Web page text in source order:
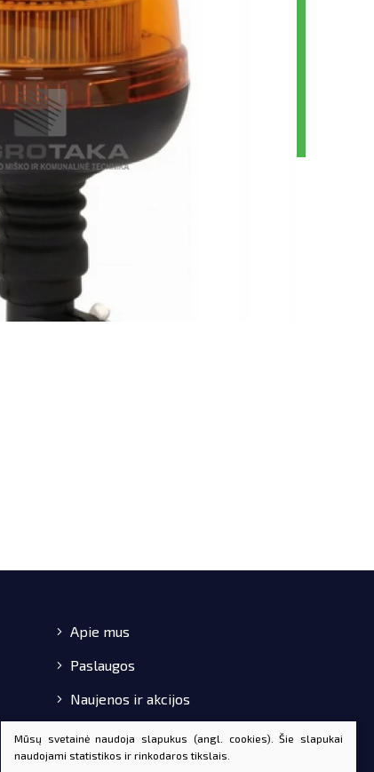
Apie mus
Paslaugos
Naujenos ir akcijos
Pirkimo-pardavimo taisyklės
Mūsų svetainė naudoja slapukus (angl. cookies). Šie slapukai
naudojami statistikos ir rinkodaros tikslais.